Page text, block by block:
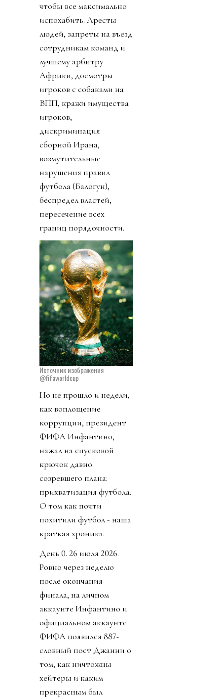
чтобы все максимально
испохабить. Аресты
людей, запреты на въезд
сотрудникам команд и
лучшему арбитру
Африки, досмотры
игроков с собаками на
ВПП, кражи имущества
игроков,
дискриминация
сборной Ирана,
возмутительные
нарушения правил
футбола (Балогун),
беспредел властей,
пересечение всех
границ порядочности.
Источник изображения
@fifaworldcup
Но не прошло и недели,
как воплощение
коррупции, президент
ФИФА Инфантино,
нажал на спусковой
крючок давно
созревшего плана:
прихватизация футбола.
О том как почти
похитили футбол - наша
краткая хроника.
День 0. 26 июля 2026.
Ровно через неделю
после окончания
финала, на личном
аккаунте Инфантино и
официальном аккаунте
ФИФА появился 887-
словный пост Джанни о
том, как ничтожны
хейтеры и каким
прекрасным был